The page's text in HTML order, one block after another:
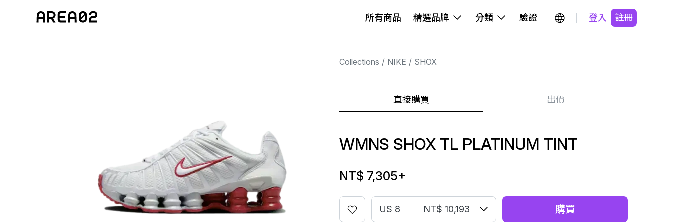
所有商品 精選品牌 分類 驗證 登入 註冊
Collections NIKE SHOX
直接購買 出價
WMNS SHOX TL PLATINUM TINT
NT$ 7,305+
US 8 NT$ 10,193 購買